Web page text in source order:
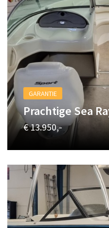
GARANTIE
Prachtige Sea
€ 13.950,-